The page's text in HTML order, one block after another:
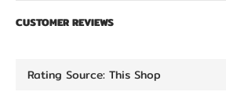
CUSTOMER REVIEWS